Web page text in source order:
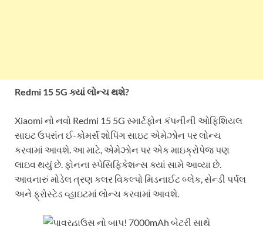
Redmi 15 5G ક્યાં લોન્ચ થશે?
Xiaomi નો નવો Redmi 15 5G સ્માર્ટફોન કંપનીની ઓફિશિયલ
સાઇટ ઉપરાંત ઈ-કોમર્સ શોપિંગ સાઇટ એમેઝોન પર લોન્ચ
કરવામાં આવશે. આ માટે, એમેઝોન પર એક માઇક્રોપેજ પણ
લાઇવ થયું છે. ફોનના સ્પેસિફિકેશન્સ ક્યાં સામે આવ્યા છે.
આવનારું મોડેલ ત્રણ કલર વિકલ્પો મિડનાઈટ બ્લેક, સેન્ડી પર્પલ
અને ફ્રોસ્ટેડ વ્હાઇટમાં લોન્ચ કરવામાં આવશે.